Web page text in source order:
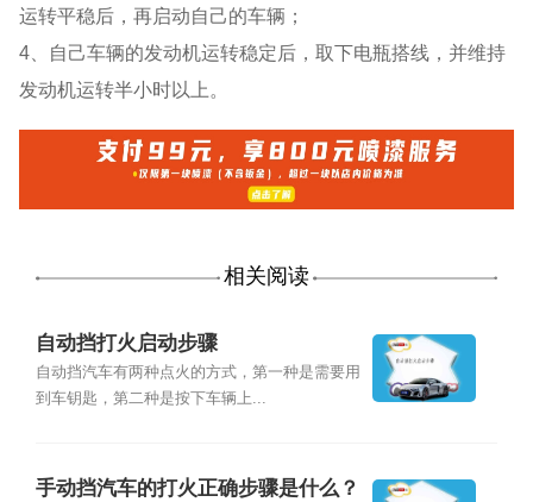
运转平稳后，再启动自己的车辆；
4、自己车辆的发动机运转稳定后，取下电瓶搭线，并维持
发动机运转半小时以上。
相关阅读
自动挡打火启动步骤
自动挡汽车有两种点火的方式，第一种是需要用
到车钥匙，第二种是按下车辆上...
手动挡汽车的打火正确步骤是什么？